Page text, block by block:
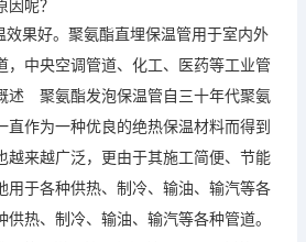
呢？
果好。聚氨酯直埋保温管用于室内外
，中央空调管道、化工、医药等工业管
述 聚氨酯发泡保温管自三十年代聚氨
直作为一种优良的绝热保温材料而得到
越来越广泛，更由于其施工简便、节能
用于各种供热、制冷、输油、输汽等各
热、制冷、输油、输汽等各种管道。